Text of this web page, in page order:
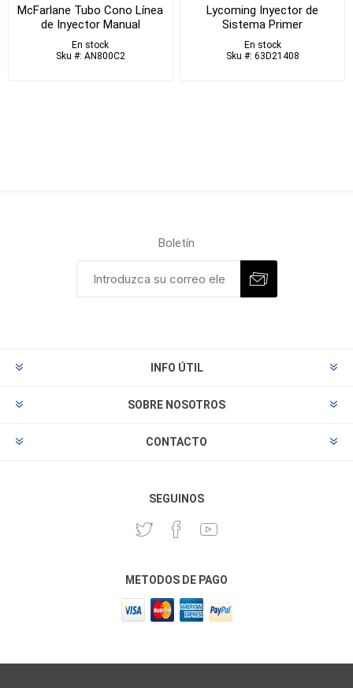
McFarlane Tubo Cono Línea
de Inyector Manual
En stock
Sku #: AN800C2
Lycoming Inyector de
Sistema Primer
En stock
Sku #: 63D21408
Boletín
INFO ÚTIL
SOBRE NOSOTROS
CONTACTO
SEGUINOS
METODOS DE PAGO